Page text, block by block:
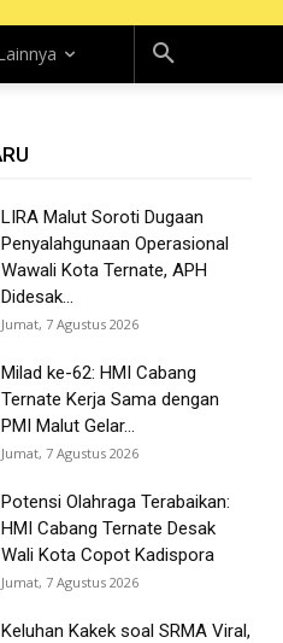
LIRA Malut Soroti Dugaan
Penyalahgunaan Operasional
Wawali Kota Ternate, APH
Didesak...
Jumat, 7 Agustus 2026
Milad ke-62: HMI Cabang
Ternate Kerja Sama dengan
PMI Malut Gelar...
Jumat, 7 Agustus 2026
Potensi Olahraga Terabaikan:
HMI Cabang Ternate Desak
Wali Kota Copot Kadispora
Jumat, 7 Agustus 2026
Keluhan Kakek soal SRMA Viral,